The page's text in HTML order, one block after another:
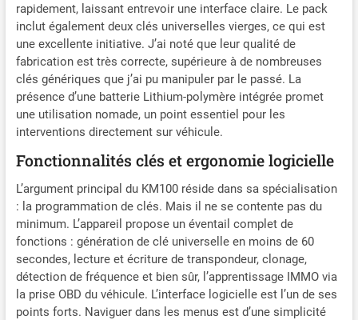
avec votre modèle. 👉
Remarque: Pour les
véhicules asiatiques et
américains (par exemple,
Ford, GM, Toyota, Lexus), le
KM100X permet d'ajouter
de nouvelles clés, mais ne
gère pas les situations de
【Apprentissage Clé IMMO
Véhicules】Autel MaxiIM
KM100X prend en charge
offre instructions étape par
étape pour associer
nouvelle clé à
antidémarrage. Outil
programmation porte clés
Autel KM100(X) peut
rapidement, laissant entrevoir une interface claire. Le pack
inclut également deux clés universelles vierges, ce qui est
une excellente initiative. J’ai noté que leur qualité de
fabrication est très correcte, supérieure à de nombreuses
clés génériques que j’ai pu manipuler par le passé. La
présence d’une batterie Lithium-polymère intégrée promet
une utilisation nomade, un point essentiel pour les
interventions directement sur véhicule.
Fonctionnalités clés et ergonomie logicielle
L’argument principal du KM100 réside dans sa spécialisation
: la programmation de clés. Mais il ne se contente pas du
minimum. L’appareil propose un éventail complet de
fonctions : génération de clé universelle en moins de 60
secondes, lecture et écriture de transpondeur, clonage,
détection de fréquence et bien sûr, l’apprentissage IMMO via
la prise OBD du véhicule. L’interface logicielle est l’un de ses
points forts. Naviguer dans les menus est d’une simplicité